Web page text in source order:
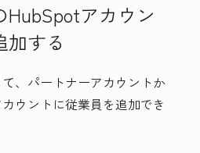
HubSpotアカウン
加する
、パートナーアカウントか
ウントに従業員を追加でき